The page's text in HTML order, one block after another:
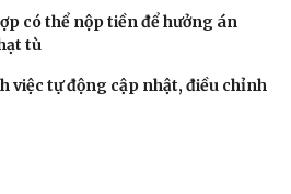
Cửa sổ tình yêu
có thể nộp tiền để hưởng án
tù
việc tự động cập nhật, điều chỉnh